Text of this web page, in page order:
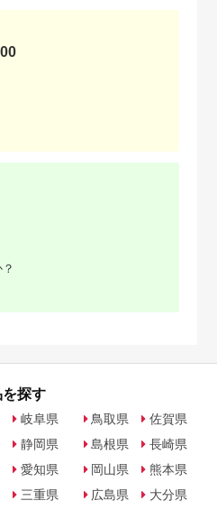
探す
岐阜県
静岡県
愛知県
三重県
鳥取県
島根県
岡山県
広島県
佐賀県
長崎県
熊本県
大分県